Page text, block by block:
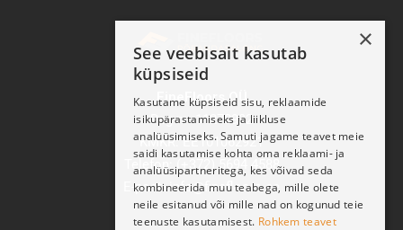
FineFloors OÜ
Reg nr: 11270932
KMKR: EE101062921
Telefon: (+372) 5694 4588
E-post: info@finefloors.ee
×
See veebisait kasutab
küpsiseid
Kasutame küpsiseid sisu, reklaamide
isikupärastamiseks ja liikluse
analüüsimiseks. Samuti jagame teavet meie
saidi kasutamise kohta oma reklaami- ja
analüüsipartneritega, kes võivad seda
kombineerida muu teabega, mille olete
neile esitanud või mille nad on kogunud teie
teenuste kasutamisest. Rohkem teavet